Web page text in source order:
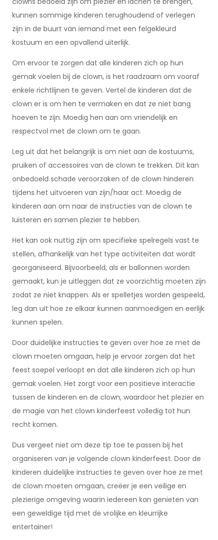
kunnen sommige kinderen terughoudend of verlegen
zijn in de buurt van iemand met een felgekleurd
kostuum en een opvallend uiterlijk.
Om ervoor te zorgen dat alle kinderen zich op hun
gemak voelen bij de clown, is het raadzaam om vooraf
enkele richtlijnen te geven. Vertel de kinderen dat de
clown er is om hen te vermaken en dat ze niet bang
hoeven te zijn. Moedig hen aan om vriendelijk en
respectvol met de clown om te gaan.
Leg uit dat het belangrijk is om niet aan de kostuums,
pruiken of accessoires van de clown te trekken. Dit kan
onbedoeld schade veroorzaken of de clown hinderen
tijdens het uitvoeren van zijn/haar act. Moedig de
kinderen aan om naar de instructies van de clown te
luisteren en samen plezier te hebben.
Het kan ook nuttig zijn om specifieke spelregels vast te
stellen, afhankelijk van het type activiteiten dat wordt
georganiseerd. Bijvoorbeeld, als er ballonnen worden
gemaakt, kun je uitleggen dat ze voorzichtig moeten zijn
zodat ze niet knappen. Als er spelletjes worden gespeeld,
leg dan uit hoe ze elkaar kunnen aanmoedigen en eerlijk
kunnen spelen.
Door duidelijke instructies te geven over hoe ze met de
clown moeten omgaan, help je ervoor zorgen dat het
feest soepel verloopt en dat alle kinderen zich op hun
gemak voelen. Het zorgt voor een positieve interactie
tussen de kinderen en de clown, waardoor het plezier en
de magie van het clown kinderfeest volledig tot hun
recht komen.
Dus vergeet niet om deze tip toe te passen bij het
organiseren van je volgende clown kinderfeest. Door de
kinderen duidelijke instructies te geven over hoe ze met
de clown moeten omgaan, creëer je een veilige en
plezierige omgeving waarin iedereen kan genieten van
een geweldige tijd met de vrolijke en kleurrijke
entertainer!